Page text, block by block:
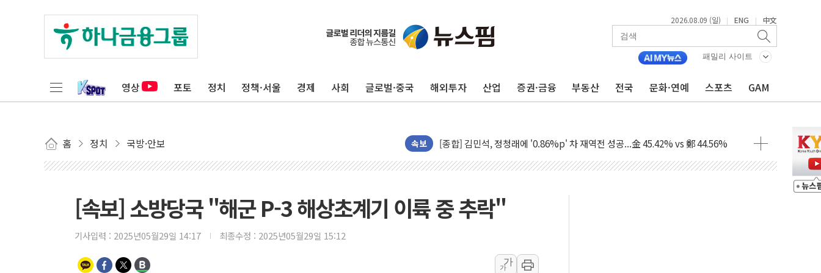
2026.08.09 (일) | ENG | 中文
패밀리 사이트
영상 포토 정치 정책·서울 경제 사회 글로벌·중국 해외투자 산업 증권·금융 부동산 전국 문화·연예 스포츠 GAM
홈 정치 국방·안보 속보
포항시 재난예산 40억 긴급 투입…고수온 양식장 복구·지원 '총력'
[종합] 김민석, 정청래에 '0.86%p' 차 재역전 성공...金 45.42% vs 鄭 44.56%
인천 합동연설회 나선 송영길·정청래·김민석 당대표 후보
인사하는 김민석 당대표 후보
[속보] 민주, 제주·인천 경선 결과 발표...김민석 47.75% 정청래 42.08%
[속보] 민주, 제주 경선 결과 발표...김민석 52.64% 정청래 39.89% 송영길 7.47%
[속보] 소방당국 "해군 P-3 해상초계기 이륙 중 추락"
기사입력 : 2025년05월29일 14:17 최종수정 : 2025년05월29일 15:12
가
가